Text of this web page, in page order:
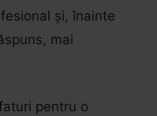
și, înainte
mai
pentru o